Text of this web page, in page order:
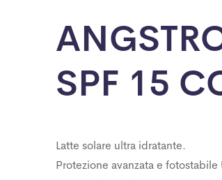
SPF 15
Latte solare ultra idratante.
Protezione avanzata e fotostabile